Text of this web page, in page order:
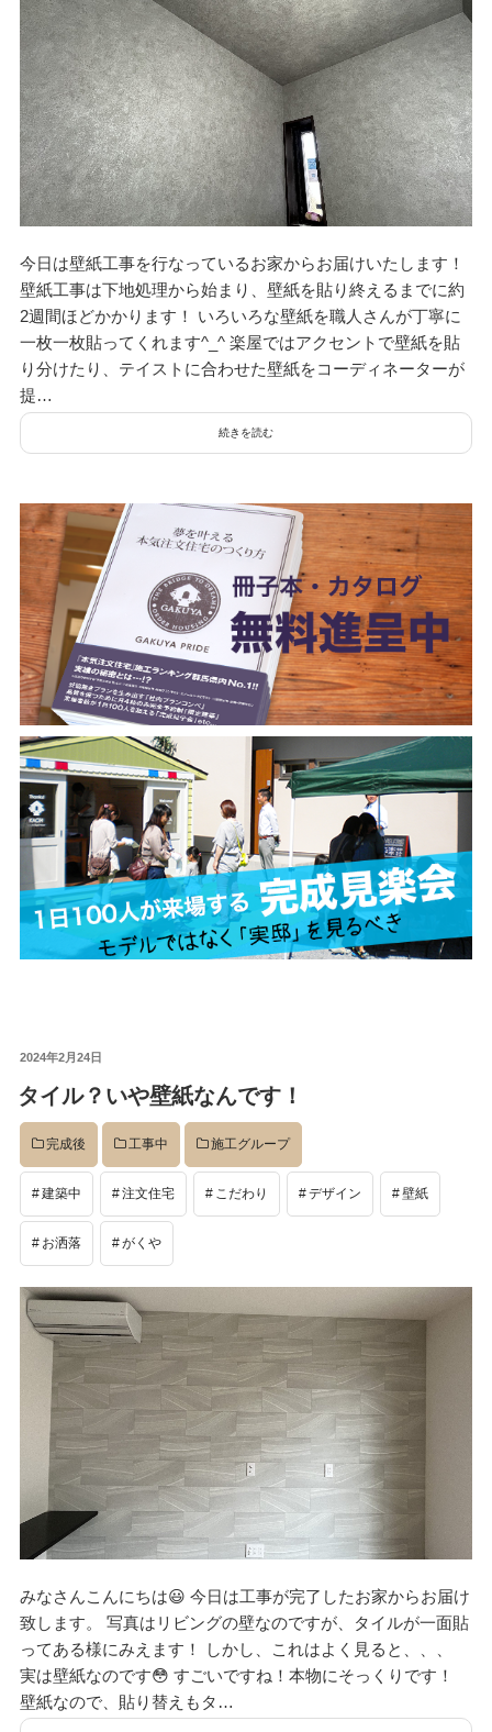
今日は壁紙工事を行なっているお家からお届けいたします！
壁紙工事は下地処理から始まり、壁紙を貼り終えるまでに約
2週間ほどかかります！ いろいろな壁紙を職人さんが丁寧に
一枚一枚貼ってくれます^_^ 楽屋ではアクセントで壁紙を貼
り分けたり、テイストに合わせた壁紙をコーディネーターが
提…
続きを読む
投
日:
2024年2月24日
タイル？いや壁紙なんです！
完成後 工事中 施工グループ
建築中 注文住宅 こだわり デザイン 壁紙
お洒落 がくや
みなさんこんにちは😃 今日は工事が完了したお家からお届け
致します。 写真はリビングの壁なのですが、タイルが一面貼
ってある様にみえます！ しかし、これはよく見ると、、、
実は壁紙なのです😳 すごいですね！本物にそっくりです！
壁紙なので、貼り替えもタ…